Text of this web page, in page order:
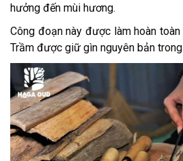
hưởng đến mùi hương.
Công đoạn này được làm hoàn
Trầm được giữ gìn nguyên bản